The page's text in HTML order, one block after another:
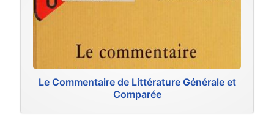
Le Commentaire de Littérature Générale et
Comparée